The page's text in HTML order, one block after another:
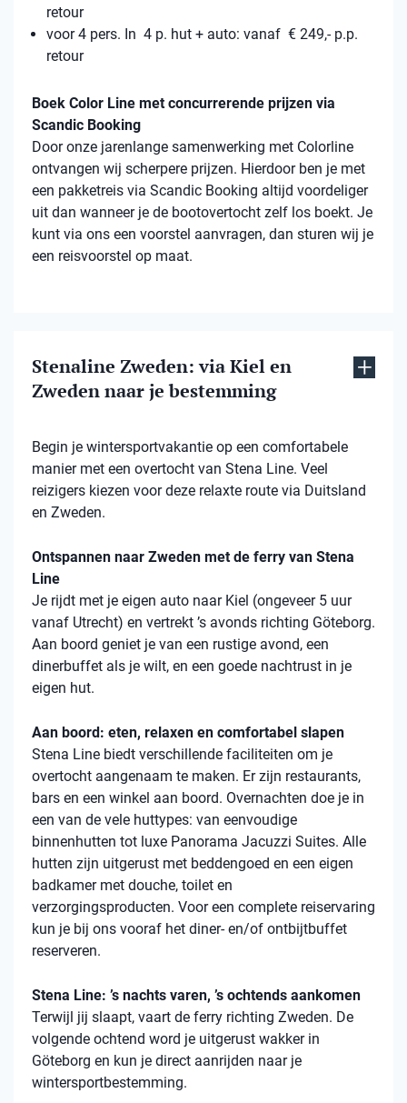
retour
voor 4 pers. In 4 p. hut + auto: vanaf € 249,- p.p.
retour
Boek Color Line met concurrerende prijzen via
Scandic Booking
Door onze jarenlange samenwerking met Colorline
ontvangen wij scherpere prijzen. Hierdoor ben je met
een pakketreis via Scandic Booking altijd voordeliger
uit dan wanneer je de bootovertocht zelf los boekt. Je
kunt via ons een voorstel aanvragen, dan sturen wij je
een reisvoorstel op maat.
Stenaline Zweden: via Kiel en
Zweden naar je bestemming
Begin je wintersportvakantie op een comfortabele
manier met een overtocht van Stena Line. Veel
reizigers kiezen voor deze relaxte route via Duitsland
en Zweden.
Ontspannen naar Zweden met de ferry van Stena
Line
Je rijdt met je eigen auto naar Kiel (ongeveer 5 uur
vanaf Utrecht) en vertrekt ’s avonds richting Göteborg.
Aan boord geniet je van een rustige avond, een
dinerbuffet als je wilt, en een goede nachtrust in je
eigen hut.
Aan boord: eten, relaxen en comfortabel slapen
Stena Line biedt verschillende faciliteiten om je
overtocht aangenaam te maken. Er zijn restaurants,
bars en een winkel aan boord. Overnachten doe je in
een van de vele huttypes: van eenvoudige
binnenhutten tot luxe Panorama Jacuzzi Suites. Alle
hutten zijn uitgerust met beddengoed en een eigen
badkamer met douche, toilet en
verzorgingsproducten. Voor een complete reiservaring
kun je bij ons vooraf het diner- en/of ontbijtbuffet
reserveren.
Stena Line: ’s nachts varen, ’s ochtends aankomen
Terwijl jij slaapt, vaart de ferry richting Zweden. De
volgende ochtend word je uitgerust wakker in
Göteborg en kun je direct aanrijden naar je
wintersportbestemming.